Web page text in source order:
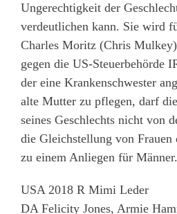
Ungerechtigkeit der
verdeutlichen kann. Sie wird
Charles Moritz (Chris
gegen die US-Steuerbehörde
der eine Krankenschwester
alte Mutter zu pflegen, darf
seines Geschlechts nicht von
die Gleichstellung von
zu einem Anliegen für Männer.
USA 2018 R Mimi Leder
DA Felicity Jones, Armie